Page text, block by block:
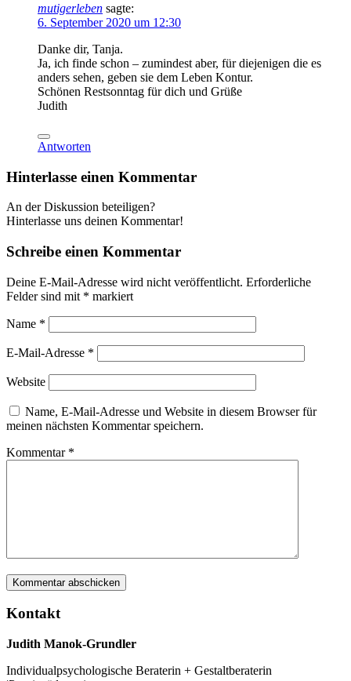
mutigerleben sagte:
6. September 2020 um 12:30
Danke dir, Tanja.
Ja, ich finde schon – zumindest aber, für diejenigen die es
anders sehen, geben sie dem Leben Kontur.
Schönen Restsonntag für dich und Grüße
Judith
Antworten
Hinterlasse einen Kommentar
An der Diskussion beteiligen?
Hinterlasse uns deinen Kommentar!
Schreibe einen Kommentar
Deine E-Mail-Adresse wird nicht veröffentlicht. Erforderliche
Felder sind mit * markiert
Name *
E-Mail-Adresse *
Website
Name, E-Mail-Adresse und Website in diesem Browser für
meinen nächsten Kommentar speichern.
Kommentar *
Kontakt
Judith Manok-Grundler
Individualpsychologische Beraterin + Gestaltberaterin